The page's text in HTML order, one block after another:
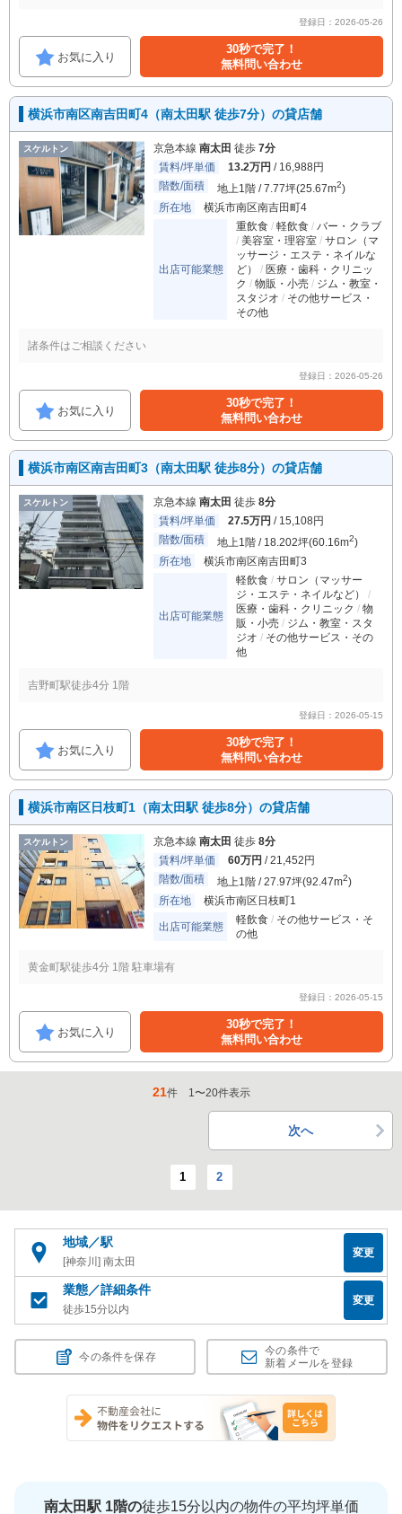
登録日：2026-05-26
お気に入り
30秒で完了！
無料問い合わせ
横浜市南区南吉田町4（南太田駅 徒歩7分）の貸店舗
スケルトン 京急本線 南太田 徒歩 7分
賃料/坪単価
13.2万円 / 16,988円
階数/面積
地上1階 / 7.77坪(25.67m2)
所在地
横浜市南区南吉田町4
出店可能業態
重飲食 軽飲食
バー・クラブ
美容室・理容室
サロン（マ
ッサージ・エステ・ネイルな
ど）
医療・歯科・クリニッ
ク
物販・小売
ジム・教室・
スタジオ
その他サービス・
その他
諸条件はご相談ください
登録日：2026-05-26
お気に入り
30秒で完了！
無料問い合わせ
横浜市南区南吉田町3（南太田駅 徒歩8分）の貸店舗
スケルトン 京急本線 南太田 徒歩 8分
賃料/坪単価
27.5万円 / 15,108円
階数/面積
地上1階 / 18.202坪(60.16m2)
所在地
横浜市南区南吉田町3
出店可能業態
軽飲食
サロン（マッサー
ジ・エステ・ネイルなど）
医療・歯科・クリニック
物
販・小売
ジム・教室・スタ
ジオ
その他サービス・その
他
吉野町駅徒歩4分 1階
登録日：2026-05-15
お気に入り
30秒で完了！
無料問い合わせ
横浜市南区日枝町1（南太田駅 徒歩8分）の貸店舗
スケルトン 京急本線 南太田 徒歩 8分
賃料/坪単価
60万円 / 21,452円
階数/面積
地上1階 / 27.97坪(92.47m2)
所在地
横浜市南区日枝町1
出店可能業態
軽飲食
その他サービス・そ
の他
黄金町駅徒歩4分 1階 駐車場有
登録日：2026-05-15
お気に入り
30秒で完了！
無料問い合わせ
21件 1〜20件表示
次へ
1 2
地域／駅
[神奈川] 南太田
変更
業態／詳細条件
徒歩15分以内
変更
今の条件を保存
今の条件で
新着メールを登録
南太田駅 1階の徒歩15分以内の物件の平均坪単価